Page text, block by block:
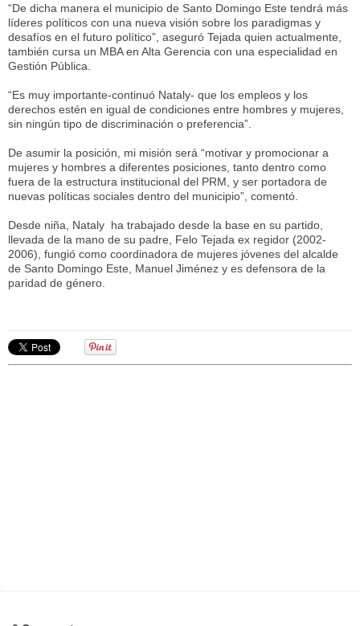
“De dicha manera el municipio de Santo Domingo Este tendrá más
líderes políticos con una nueva visión sobre los paradigmas y
desafíos en el futuro político”, aseguró Tejada quien actualmente,
también cursa un MBA en Alta Gerencia con una especialidad en
Gestión Pública.
“Es muy importante-continuó Nataly- que los empleos y los
derechos estén en igual de condiciones entre hombres y mujeres,
sin ningún tipo de discriminación o preferencia”.
De asumir la posición, mi misión será “motivar y promocionar a
mujeres y hombres a diferentes posiciones, tanto dentro como
fuera de la estructura institucional del PRM, y ser portadora de
nuevas políticas sociales dentro del municipio”, comentó.
Desde niña, Nataly ha trabajado desde la base en su partido,
llevada de la mano de su padre, Felo Tejada ex regidor (2002-
2006), fungió como coordinadora de mujeres jóvenes del alcalde
de Santo Domingo Este, Manuel Jiménez y es defensora de la
paridad de género.